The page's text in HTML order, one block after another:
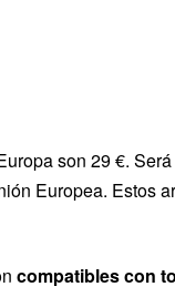
son 29 €.
Europea. Estos
compatibles con